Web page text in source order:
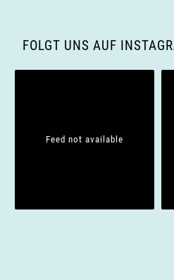
a
FOLGT UNS AUF
Feed not available